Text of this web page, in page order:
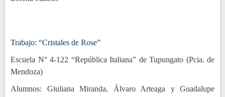
Trabajo: “Cristales de Rose”
Escuela N° 4-122 “República Italiana” de Tupungato (Pcia. de
Mendoza)
Alumnos: Giuliana Miranda, Álvaro Arteaga y Guadalupe